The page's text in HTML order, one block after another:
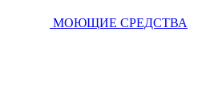
МОЮЩИЕ СРЕДСТВА